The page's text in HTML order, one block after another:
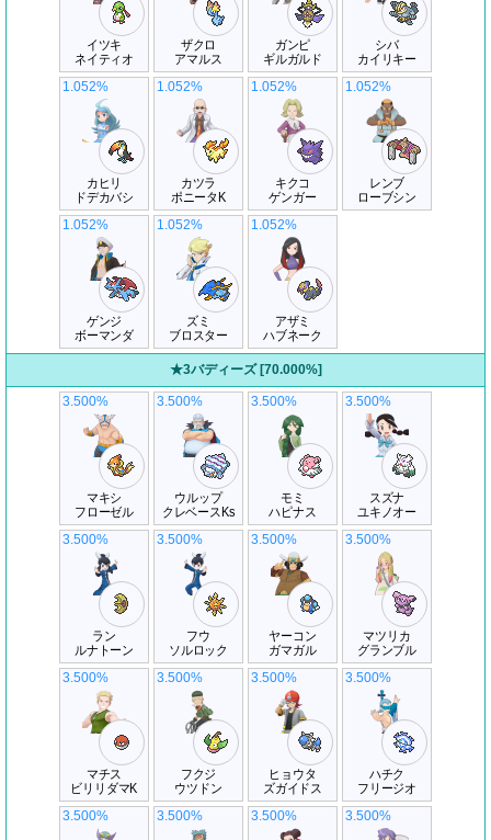
イツキ
ネイティオ
ザクロ
アマルス
ガンピ
ギルガルド
シバ
カイリキー
カヒリ
ドデカバシ
1.052%
カツラ
ポニータK
1.052%
キクコ
ゲンガー
1.052%
レンブ
ローブシン
1.052%
ゲンジ
ボーマンダ
1.052%
ズミ
ブロスター
1.052%
アザミ
ハブネーク
1.052%
★3バディーズ [70.000%]
マキシ
フローゼル
3.500%
ウルップ
クレベースKs
3.500%
モミ
ハピナス
3.500%
スズナ
ユキノオー
3.500%
ラン
ルナトーン
3.500%
フウ
ソルロック
3.500%
ヤーコン
ガマガル
3.500%
マツリカ
グランブル
3.500%
マチス
ビリリダマK
3.500%
フクジ
ウツドン
3.500%
ヒョウタ
ズガイドス
3.500%
ハチク
フリージオ
3.500%
3.500% 3.500% 3.500% 3.500%